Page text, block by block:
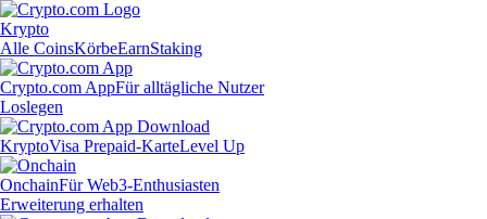
Krypto
Alle CoinsKörbeEarnStaking
Crypto.com AppFür alltägliche Nutzer
Loslegen
KryptoVisa Prepaid-KarteLevel Up
OnchainFür Web3-Enthusiasten
Erweiterung erhalten